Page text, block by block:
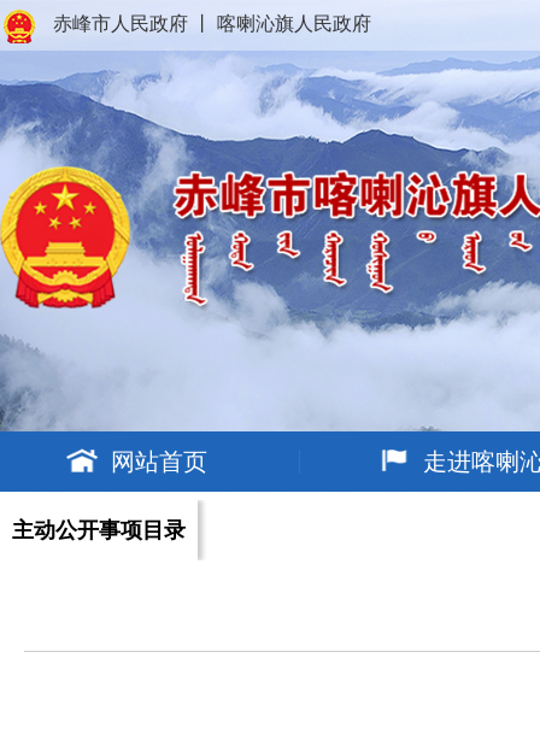
赤峰市人民政府 喀喇沁旗人民政府
网站首页 走进喀喇
主动公开事项目录